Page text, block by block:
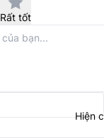
Rất tốt
Hiện